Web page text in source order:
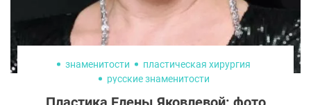
знаменитости
пластическая хирургия
русские знаменитости